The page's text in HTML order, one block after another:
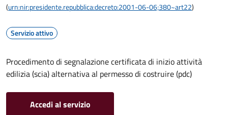
(urn:nir:presidente.repubblica:decreto:2001-06-06;380~art22)
Servizio attivo
Procedimento di segnalazione certificata di inizio attività
edilizia (scia) alternativa al permesso di costruire (pdc)
Accedi al servizio